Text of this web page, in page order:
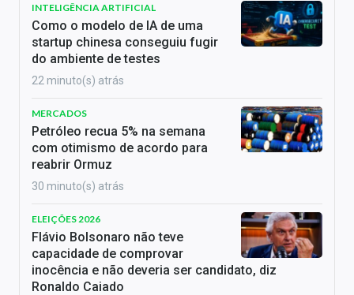
INTELIGÊNCIA ARTIFICIAL
Como o modelo de IA de uma
startup chinesa conseguiu fugir
do ambiente de testes
22 minuto(s) atrás
MERCADOS
Petróleo recua 5% na semana
com otimismo de acordo para
reabrir Ormuz
30 minuto(s) atrás
ELEIÇÕES 2026
Flávio Bolsonaro não teve
capacidade de comprovar
inocência e não deveria ser candidato, diz
Ronaldo Caiado